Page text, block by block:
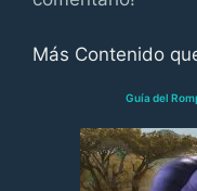
Más Contenido
Guía del